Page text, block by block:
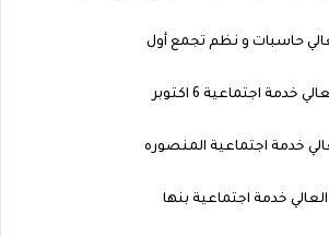
حاسبات و نظم تجمع أول
خدمة اجتماعية 6 اكتوبر
خدمة اجتماعية المنصوره
العالي خدمة اجتماعية بنها